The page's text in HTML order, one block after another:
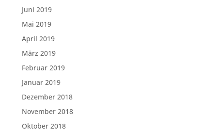
Juni 2019
Mai 2019
April 2019
März 2019
Februar 2019
Januar 2019
Dezember 2018
November 2018
Oktober 2018